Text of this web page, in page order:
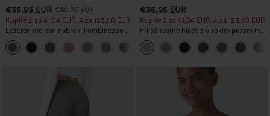
€35,95 EUR €40,95 EUR
Kupite 2 za 61,54 EUR, 4 za 123,08 EUR
Ležeren meliran nabrani kombinezon z
nastavljivimi trakovi, širokimi hlačnicami
in žepi — zelo preprosto
+10
€35,95 EUR
Kupite 2 za 61,54 EUR, 4 za 123,08 EUR
Priložnostne hlače z visokim pasom in
ravnimi hlačnicami, z lanenim videzom
in žepi